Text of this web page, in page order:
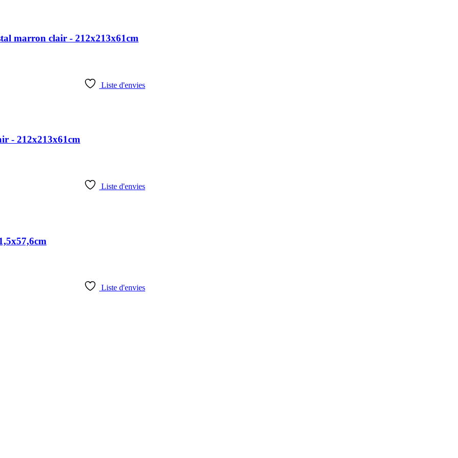
marron clair - 212x213x61cm
Liste d'envies
- 212x213x61cm
Liste d'envies
Liste d'envies